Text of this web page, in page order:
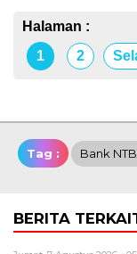
Halaman :
1
2
Tag : Bank
BERITA